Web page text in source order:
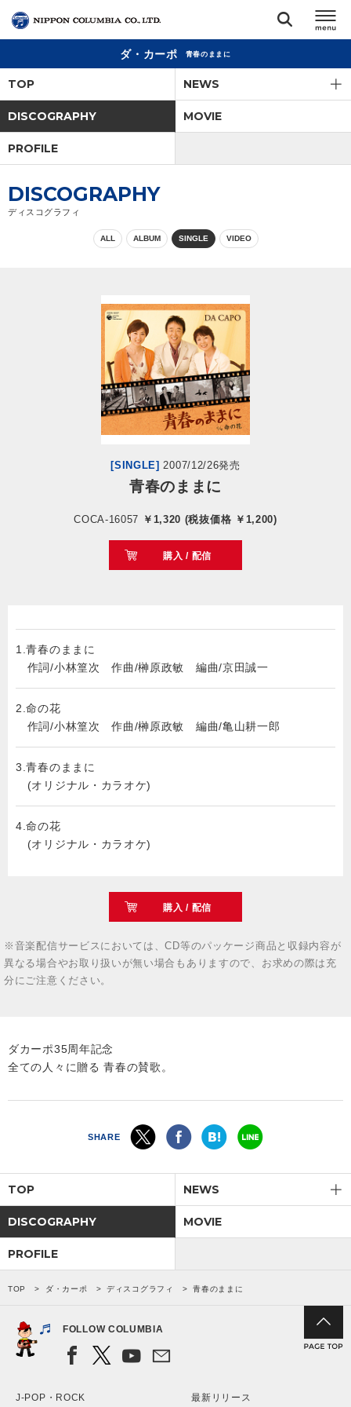
閉じる
アーティスト
ジャンル
閉じる
ダ・カーポ 青春のままに
TOP NEWS
DISCOGRAPHY MOVIE
PROFILE
DISCOGRAPHY
ディスコグラフィ
ALL ALBUM SINGLE VIDEO
[SINGLE] 2007/12/26発売
青春のままに
COCA-16057 ￥1,320 (税抜価格 ￥1,200)
購入 / 配信
1.青春のままに
作詞/小林篁次 作曲/榊原政敏 編曲/京田誠一
2.命の花
作詞/小林篁次 作曲/榊原政敏 編曲/亀山耕一郎
3.青春のままに
(オリジナル・カラオケ)
4.命の花
(オリジナル・カラオケ)
購入 / 配信
※音楽配信サービスにおいては、CD等のパッケージ商品と収録内容が
異なる場合やお取り扱いが無い場合もありますので、お求めの際は充
分にご注意ください。
ダカーポ35周年記念
全ての人々に贈る 青春の賛歌。
SHARE
TOP NEWS
DISCOGRAPHY MOVIE
PROFILE
TOP ダ・カーポ ディスコグラフィ 青春のままに
FOLLOW COLUMBIA
J-POP・ROCK 最新リリース